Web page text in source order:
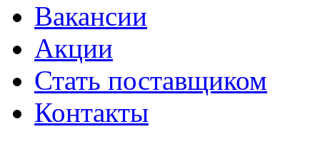
Вакансии
Акции
Стать поставщиком
Контакты